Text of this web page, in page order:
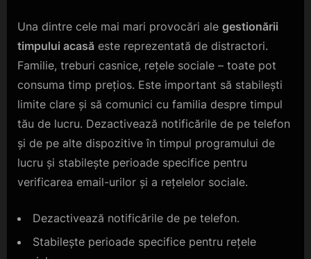
Una dintre cele mai mari provocări ale gestionării
timpului acasă este reprezentată de distractori.
Familie, treburi casnice, rețele sociale – toate pot
consuma timp prețios. Este important să stabilești
limite clare și să comunici cu familia despre timpul
tău de lucru. Dezactivează notificările de pe telefon
și de pe alte dispozitive în timpul programului de
lucru și stabilește perioade specifice pentru
verificarea email-urilor și a rețelelor sociale.
Dezactivează notificările de pe telefon.
Stabilește perioade specifice pentru rețele